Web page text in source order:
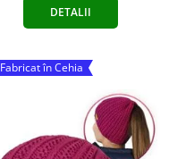
DETALII
Fabricat în Cehia